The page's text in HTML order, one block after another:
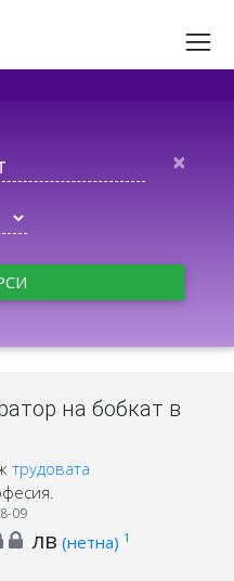
×
на бобкат в
трудовата
09
лв (нетна) 1